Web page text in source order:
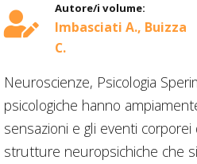
Autore/i volume:
Imbasciati A., Buizza
C.
Neuroscienze, Psicologia
psicologiche hanno
sensazioni e gli eventi
strutture neuropsichiche che